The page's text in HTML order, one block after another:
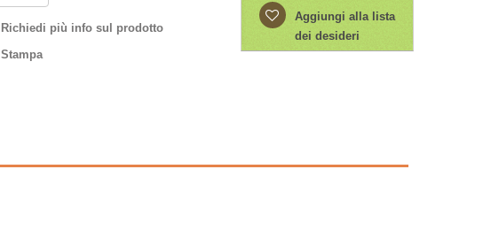
Richiedi più info sul prodotto
Stampa
Aggiungi alla lista
dei desideri